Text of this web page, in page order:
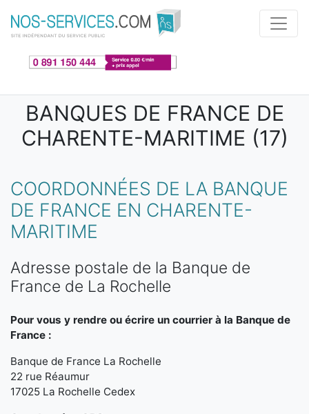
Aller au contenu principal
BANQUES DE FRANCE DE
CHARENTE-MARITIME (17)
COORDONNÉES DE LA BANQUE
DE FRANCE EN CHARENTE-
MARITIME
Adresse postale de la Banque de
France de La Rochelle
Pour vous y rendre ou écrire un courrier à la Banque de
France :
Banque de France La Rochelle
22 rue Réaumur
17025 La Rochelle Cedex